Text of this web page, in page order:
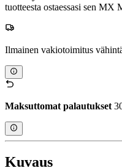
tuotteesta ostaessasi sen MX
Ilmainen vakiotoimitus
Maksuttomat palautukset
Kuvaus